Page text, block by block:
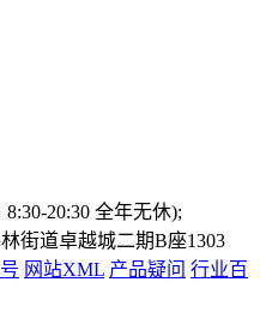
20:30 全年无休);
街道卓越城二期B座1303
网站XML 产品疑问 行业百